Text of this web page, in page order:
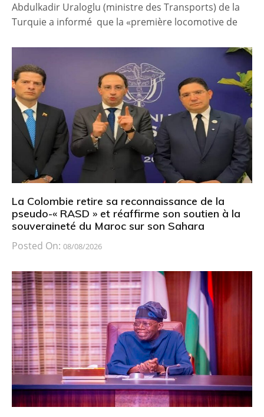
Abdulkadir Uraloglu (ministre des Transports) de la
Turquie a informé que la «première locomotive de
La Colombie retire sa reconnaissance de la
pseudo-« RASD » et réaffirme son soutien à la
souveraineté du Maroc sur son Sahara
Posted On: 08/08/2026